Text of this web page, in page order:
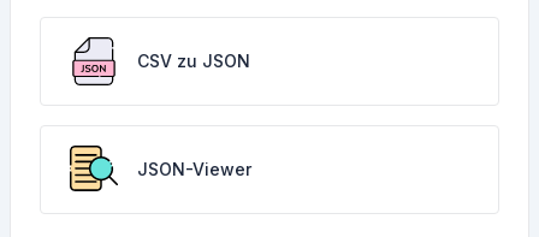
CSV zu JSON
JSON-Viewer